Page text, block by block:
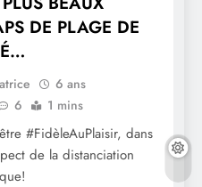
DE PLAGE DE
6 ans
6 1 mins
#FidèleAuPlaisir, dans
de la distanciation